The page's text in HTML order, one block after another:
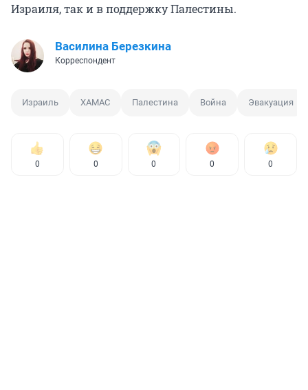
Израиля, так и в поддержку Палестины.
Василина Березкина
Корреспондент
Израиль ХАМАС Палестина Война Эвакуация
0 0 0 0 0